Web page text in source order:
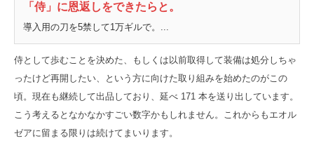
「侍」に恩返しをできたらと。
導入用の刀を5禁して1万ギルで。...
侍として歩むことを決めた、もしくは以前取得して装備は処分しちゃ
ったけど再開したい、という方に向けた取り組みを始めたのがこの
頃。現在も継続して出品しており、延べ 171 本を送り出しています。
こう考えるとなかなかすごい数字かもしれません。これからもエオル
ゼアに留まる限りは続けてまいります。